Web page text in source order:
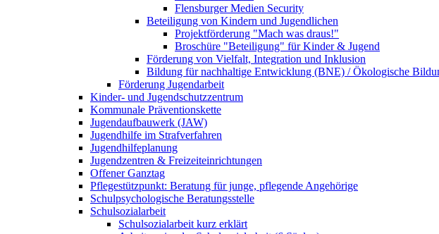
Flensburger Medien Security
Beteiligung von Kindern und Jugendlichen
Projektförderung "Mach was draus!"
Broschüre "Beteiligung" für Kinder & Jugend
Förderung von Vielfalt, Integration und Inklusion
Bildung für nachhaltige Entwicklung (BNE) / Ökologische
Förderung Jugendarbeit
Kinder- und Jugendschutzzentrum
Kommunale Präventionskette
Jugendaufbauwerk (JAW)
Jugendhilfe im Strafverfahren
Jugendhilfeplanung
Jugendzentren & Freizeiteinrichtungen
Offener Ganztag
Pflegestützpunkt: Beratung für junge, pflegende Angehörige
Schulpsychologische Beratungsstelle
Schulsozialarbeit
Schulsozialarbeit kurz erklärt